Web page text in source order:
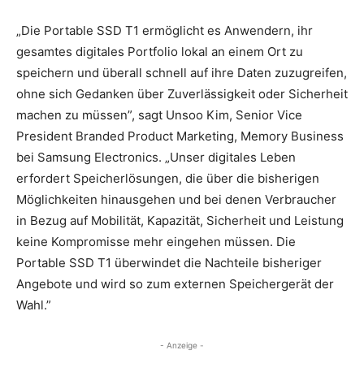
„Die Portable SSD T1 ermöglicht es Anwendern, ihr
gesamtes digitales Portfolio lokal an einem Ort zu
speichern und überall schnell auf ihre Daten zuzugreifen,
ohne sich Gedanken über Zuverlässigkeit oder Sicherheit
machen zu müssen”, sagt Unsoo Kim, Senior Vice
President Branded Product Marketing, Memory Business
bei Samsung Electronics. „Unser digitales Leben
erfordert Speicherlösungen, die über die bisherigen
Möglichkeiten hinausgehen und bei denen Verbraucher
in Bezug auf Mobilität, Kapazität, Sicherheit und Leistung
keine Kompromisse mehr eingehen müssen. Die
Portable SSD T1 überwindet die Nachteile bisheriger
Angebote und wird so zum externen Speichergerät der
Wahl.”
- Anzeige -